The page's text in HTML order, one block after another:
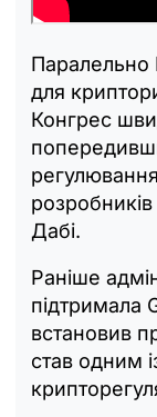
Паралельно
для
Конгрес
Дабі.
Раніше
підтримала
встановив
став одним